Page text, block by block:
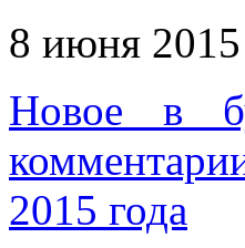
8 июня 2015
Новое в
2015 года